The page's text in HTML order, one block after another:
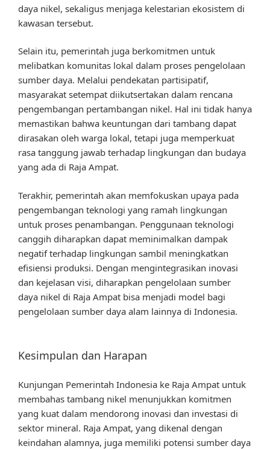
daya nikel, sekaligus menjaga kelestarian ekosistem di
kawasan tersebut.
Selain itu, pemerintah juga berkomitmen untuk
melibatkan komunitas lokal dalam proses pengelolaan
sumber daya. Melalui pendekatan partisipatif,
masyarakat setempat diikutsertakan dalam rencana
pengembangan pertambangan nikel. Hal ini tidak hanya
memastikan bahwa keuntungan dari tambang dapat
dirasakan oleh warga lokal, tetapi juga memperkuat
rasa tanggung jawab terhadap lingkungan dan budaya
yang ada di Raja Ampat.
Terakhir, pemerintah akan memfokuskan upaya pada
pengembangan teknologi yang ramah lingkungan
untuk proses penambangan. Penggunaan teknologi
canggih diharapkan dapat meminimalkan dampak
negatif terhadap lingkungan sambil meningkatkan
efisiensi produksi. Dengan mengintegrasikan inovasi
dan kejelasan visi, diharapkan pengelolaan sumber
daya nikel di Raja Ampat bisa menjadi model bagi
pengelolaan sumber daya alam lainnya di Indonesia.
Kesimpulan dan Harapan
Kunjungan Pemerintah Indonesia ke Raja Ampat untuk
membahas tambang nikel menunjukkan komitmen
yang kuat dalam mendorong inovasi dan investasi di
sektor mineral. Raja Ampat, yang dikenal dengan
keindahan alamnya, juga memiliki potensi sumber daya